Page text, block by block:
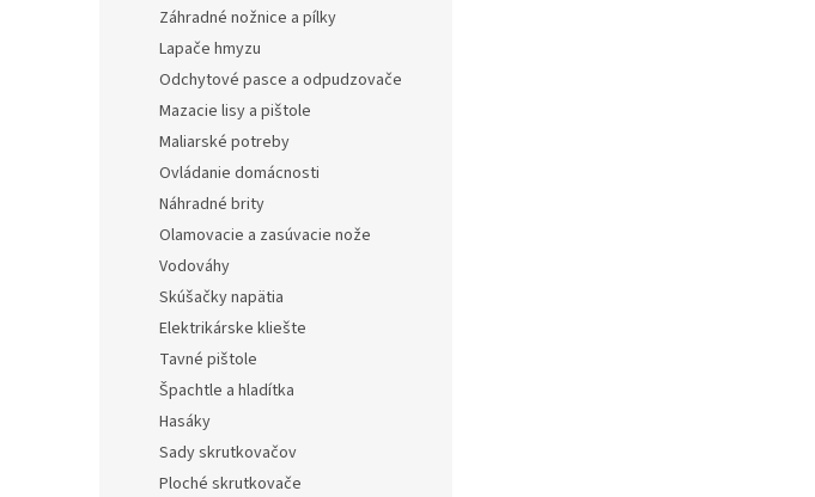
Záhradné nožnice a pílky
Lapače hmyzu
Odchytové pasce a odpudzovače
Mazacie lisy a pištole
Maliarské potreby
Ovládanie domácnosti
Náhradné brity
Olamovacie a zasúvacie nože
Vodováhy
Skúšačky napätia
Elektrikárske kliešte
Tavné pištole
Špachtle a hladítka
Hasáky
Sady skrutkovačov
Ploché skrutkovače